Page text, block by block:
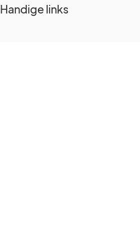
Handige links